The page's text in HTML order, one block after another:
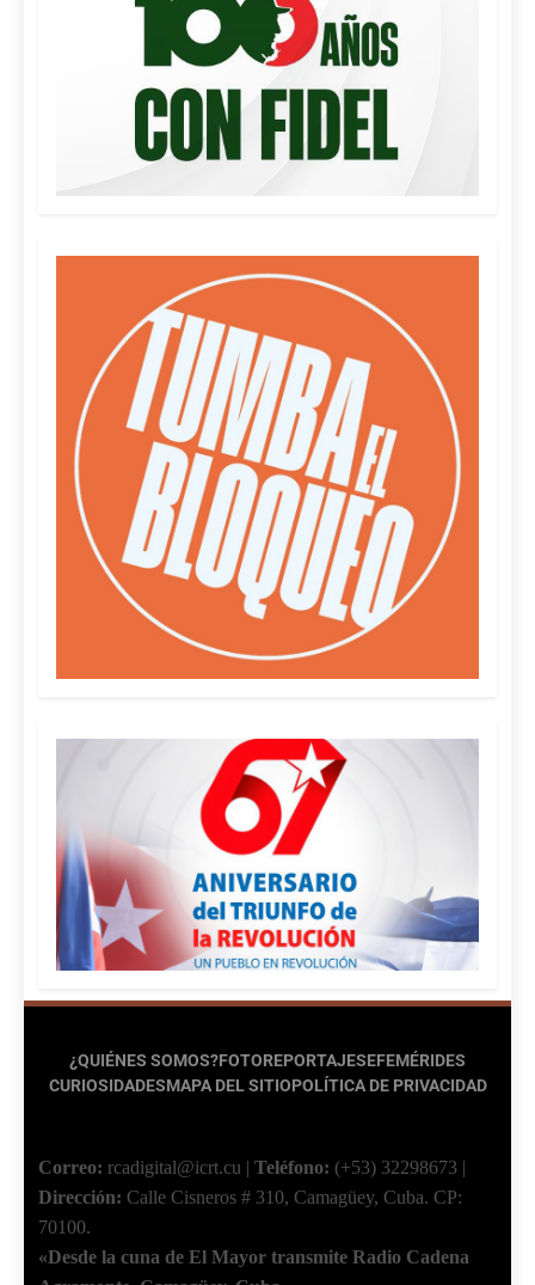
¿QUIÉNES SOMOS?FOTOREPORTAJESEFEMÉRIDES
CURIOSIDADESMAPA DEL SITIOPOLÍTICA DE PRIVACIDAD
Correo: rcadigital@icrt.cu | Teléfono: (+53) 32298673 |
Dirección: Calle Cisneros # 310, Camagüey, Cuba. CP:
70100.
«Desde la cuna de El Mayor transmite Radio Cadena